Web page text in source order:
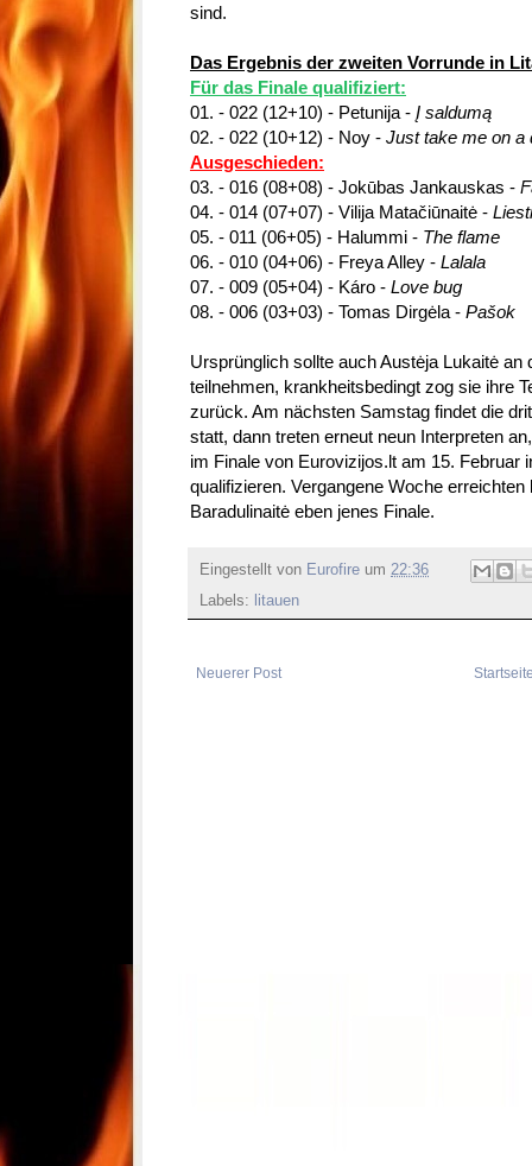
sind.
Das Ergebnis der zweiten Vorrunde in
Für das Finale qualifiziert:
01. - 022 (12+10) - Petunija - Į saldumą
02. - 022 (10+12) - Noy - Just take me on a
Ausgeschieden:
03. - 016 (08+08) - Jokūbas Jankauskas -
04. - 014 (07+07) - Vilija Matačiūnaitė -
05. - 011 (06+05) - Halummi - The flame
06. - 010 (04+06) - Freya Alley - Lalala
07. - 009 (05+04) - Káro - Love bug
08. - 006 (03+03) - Tomas Dirgėla - Pašok
Ursprünglich sollte auch Austėja Lukaitė an
teilnehmen, krankheitsbedingt zog sie ihre
zurück. Am nächsten Samstag findet die
statt, dann treten erneut neun Interpreten
im Finale von Eurovizijos.lt am 15. Februar
qualifizieren. Vergangene Woche
Baradulinaitė eben jenes Finale.
Eingestellt von Eurofire um 22:36
Labels:
litauen
Neuerer Post